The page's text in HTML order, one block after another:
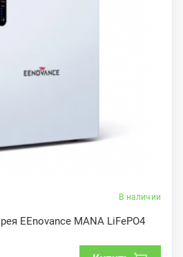
В наличии
EEnovance MANA LiFePO4